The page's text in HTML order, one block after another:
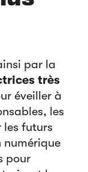
par la
très
éveiller à
les
les futurs
numérique
pour